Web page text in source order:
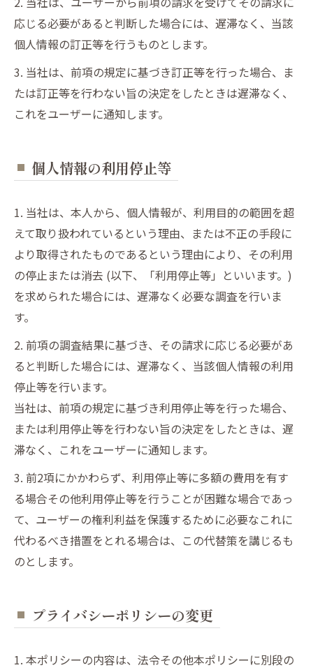
応じる必要があると判断した場合には、遅滞なく、当該
個人情報の訂正等を行うものとします。
3. 当社は、前項の規定に基づき訂正等を行った場合、ま
たは訂正等を行わない旨の決定をしたときは遅滞なく、
これをユーザーに通知します。
個人情報の利用停止等
1. 当社は、本人から、個人情報が、利用目的の範囲を超
えて取り扱われているという理由、または不正の手段に
より取得されたものであるという理由により、その利用
の停止または消去 (以下、「利用停止等」といいます。)
を求められた場合には、遅滞なく必要な調査を行いま
す。
2. 前項の調査結果に基づき、その請求に応じる必要があ
ると判断した場合には、遅滞なく、当該個人情報の利用
停止等を行います。
当社は、前項の規定に基づき利用停止等を行った場合、
または利用停止等を行わない旨の決定をしたときは、遅
滞なく、これをユーザーに通知します。
3. 前2項にかかわらず、利用停止等に多額の費用を有す
る場合その他利用停止等を行うことが困難な場合であっ
て、ユーザーの権利利益を保護するために必要なこれに
代わるべき措置をとれる場合は、この代替策を講じるも
のとします。
プライバシーポリシーの変更
1. 本ポリシーの内容は、法令その他本ポリシーに別段の